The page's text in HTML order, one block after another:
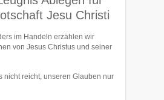
Jesu Christi
im Handeln erzählen wir
von Jesus Christus und seiner
nicht reicht, unseren Glauben nur